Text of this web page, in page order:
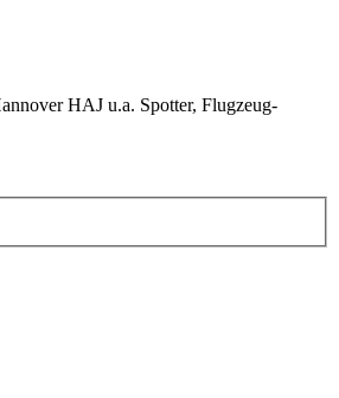
HAJ u.a. Spotter, Flugzeug-